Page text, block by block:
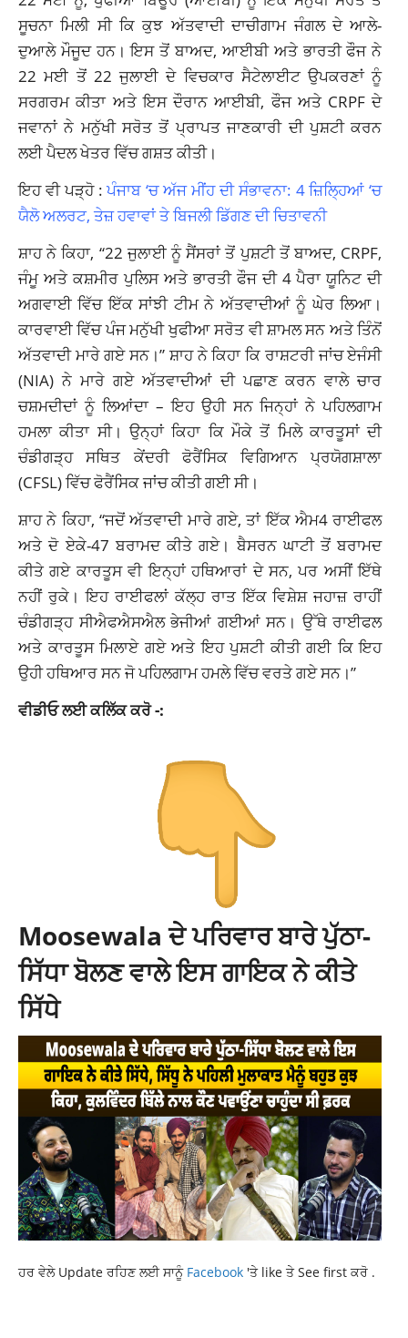
ਸੂਚਨਾ ਮਿਲੀ ਸੀ ਕਿ ਕੁਝ ਅੱਤਵਾਦੀ ਦਾਚੀਗਾਮ ਜੰਗਲ ਦੇ ਆਲੇ-
ਦੁਆਲੇ ਮੌਜੂਦ ਹਨ। ਇਸ ਤੋਂ ਬਾਅਦ, ਆਈਬੀ ਅਤੇ ਭਾਰਤੀ ਫੌਜ ਨੇ
22 ਮਈ ਤੋਂ 22 ਜੁਲਾਈ ਦੇ ਵਿਚਕਾਰ ਸੈਟੇਲਾਈਟ ਉਪਕਰਣਾਂ ਨੂੰ
ਸਰਗਰਮ ਕੀਤਾ ਅਤੇ ਇਸ ਦੌਰਾਨ ਆਈਬੀ, ਫੌਜ ਅਤੇ CRPF ਦੇ
ਜਵਾਨਾਂ ਨੇ ਮਨੁੱਖੀ ਸਰੋਤ ਤੋਂ ਪ੍ਰਾਪਤ ਜਾਣਕਾਰੀ ਦੀ ਪੁਸ਼ਟੀ ਕਰਨ
ਲਈ ਪੈਦਲ ਖੇਤਰ ਵਿੱਚ ਗਸ਼ਤ ਕੀਤੀ।
ਇਹ ਵੀ ਪੜ੍ਹੋ :ਪੰਜਾਬ ‘ਚ ਅੱਜ ਮੀਂਹ ਦੀ ਸੰਭਾਵਨਾ: 4 ਜ਼ਿਲ੍ਹਿਆਂ ‘ਚ
ਯੈਲੋ ਅਲਰਟ, ਤੇਜ਼ ਹਵਾਵਾਂ ਤੇ ਬਿਜਲੀ ਡਿੱਗਣ ਦੀ ਚਿਤਾਵਨੀ
ਸ਼ਾਹ ਨੇ ਕਿਹਾ, “22 ਜੁਲਾਈ ਨੂੰ ਸੈਂਸਰਾਂ ਤੋਂ ਪੁਸ਼ਟੀ ਤੋਂ ਬਾਅਦ, CRPF,
ਜੰਮੂ ਅਤੇ ਕਸ਼ਮੀਰ ਪੁਲਿਸ ਅਤੇ ਭਾਰਤੀ ਫੌਜ ਦੀ 4 ਪੈਰਾ ਯੂਨਿਟ ਦੀ
ਅਗਵਾਈ ਵਿੱਚ ਇੱਕ ਸਾਂਝੀ ਟੀਮ ਨੇ ਅੱਤਵਾਦੀਆਂ ਨੂੰ ਘੇਰ ਲਿਆ।
ਕਾਰਵਾਈ ਵਿੱਚ ਪੰਜ ਮਨੁੱਖੀ ਖੁਫੀਆ ਸਰੋਤ ਵੀ ਸ਼ਾਮਲ ਸਨ ਅਤੇ ਤਿੰਨੋਂ
ਅੱਤਵਾਦੀ ਮਾਰੇ ਗਏ ਸਨ।” ਸ਼ਾਹ ਨੇ ਕਿਹਾ ਕਿ ਰਾਸ਼ਟਰੀ ਜਾਂਚ ਏਜੰਸੀ
(NIA) ਨੇ ਮਾਰੇ ਗਏ ਅੱਤਵਾਦੀਆਂ ਦੀ ਪਛਾਣ ਕਰਨ ਵਾਲੇ ਚਾਰ
ਚਸ਼ਮਦੀਦਾਂ ਨੂੰ ਲਿਆਂਦਾ – ਇਹ ਉਹੀ ਸਨ ਜਿਨ੍ਹਾਂ ਨੇ ਪਹਿਲਗਾਮ
ਹਮਲਾ ਕੀਤਾ ਸੀ। ਉਨ੍ਹਾਂ ਕਿਹਾ ਕਿ ਮੌਕੇ ਤੋਂ ਮਿਲੇ ਕਾਰਤੂਸਾਂ ਦੀ
ਚੰਡੀਗੜ੍ਹ ਸਥਿਤ ਕੇਂਦਰੀ ਫੋਰੈਂਸਿਕ ਵਿਗਿਆਨ ਪ੍ਰਯੋਗਸ਼ਾਲਾ
(CFSL) ਵਿੱਚ ਫੋਰੈਂਸਿਕ ਜਾਂਚ ਕੀਤੀ ਗਈ ਸੀ।
ਸ਼ਾਹ ਨੇ ਕਿਹਾ, “ਜਦੋਂ ਅੱਤਵਾਦੀ ਮਾਰੇ ਗਏ, ਤਾਂ ਇੱਕ ਐਮ4 ਰਾਈਫਲ
ਅਤੇ ਦੋ ਏਕੇ-47 ਬਰਾਮਦ ਕੀਤੇ ਗਏ। ਬੈਸਰਨ ਘਾਟੀ ਤੋਂ ਬਰਾਮਦ
ਕੀਤੇ ਗਏ ਕਾਰਤੂਸ ਵੀ ਇਨ੍ਹਾਂ ਹਥਿਆਰਾਂ ਦੇ ਸਨ, ਪਰ ਅਸੀਂ ਇੱਥੇ
ਨਹੀਂ ਰੁਕੇ। ਇਹ ਰਾਈਫਲਾਂ ਕੱਲ੍ਹ ਰਾਤ ਇੱਕ ਵਿਸ਼ੇਸ਼ ਜਹਾਜ਼ ਰਾਹੀਂ
ਚੰਡੀਗੜ੍ਹ ਸੀਐਫਐਸਐਲ ਭੇਜੀਆਂ ਗਈਆਂ ਸਨ। ਉੱਥੇ ਰਾਈਫਲ
ਅਤੇ ਕਾਰਤੂਸ ਮਿਲਾਏ ਗਏ ਅਤੇ ਇਹ ਪੁਸ਼ਟੀ ਕੀਤੀ ਗਈ ਕਿ ਇਹ
ਉਹੀ ਹਥਿਆਰ ਸਨ ਜੋ ਪਹਿਲਗਾਮ ਹਮਲੇ ਵਿੱਚ ਵਰਤੇ ਗਏ ਸਨ।”
ਵੀਡੀਓ ਲਈ ਕਲਿੱਕ ਕਰੋ -:
Moosewala ਦੇ ਪਰਿਵਾਰ ਬਾਰੇ ਪੁੱਠਾ-
ਸਿੱਧਾ ਬੋਲਣ ਵਾਲੇ ਇਸ ਗਾਇਕ ਨੇ ਕੀਤੇ
ਸਿੱਧੇ
ਹਰ ਵੇਲੇ Update ਰਹਿਣ ਲਈ ਸਾਨੂੰ Facebook 'ਤੇ like ਤੇ See first ਕਰੋ .